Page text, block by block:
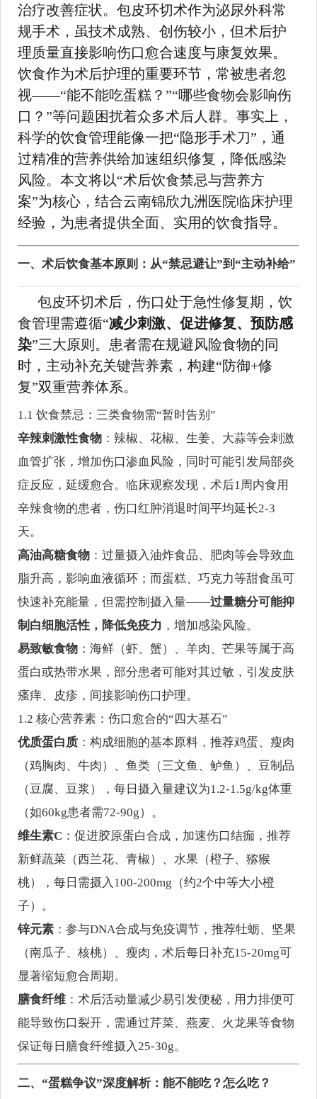
治疗改善症状。包皮环切术作为泌尿外科常
规手术，虽技术成熟、创伤较小，但术后护
理质量直接影响伤口愈合速度与康复效果。
饮食作为术后护理的重要环节，常被患者忽
视——“能不能吃蛋糕？”“哪些食物会影响伤
口？”等问题困扰着众多术后人群。事实上，
科学的饮食管理能像一把“隐形手术刀”，通
过精准的营养供给加速组织修复，降低感染
风险。本文将以“术后饮食禁忌与营养方
案”为核心，结合云南锦欣九洲医院临床护理
经验，为患者提供全面、实用的饮食指导。
一、术后饮食基本原则：从“禁忌避让”到“主动补给”
包皮环切术后，伤口处于急性修复期，饮
食管理需遵循“减少刺激、促进修复、预防感
染”三大原则。患者需在规避风险食物的同
时，主动补充关键营养素，构建“防御+修
复”双重营养体系。
1.1 饮食禁忌：三类食物需“暂时告别”
辛辣刺激性食物 ：辣椒、花椒、生姜、大蒜等会刺激
血管扩张，增加伤口渗血风险，同时可能引发局部炎
症反应，延缓愈合。临床观察发现，术后1周内食用
辛辣食物的患者，伤口红肿消退时间平均延长2-3
天。
高油高糖食物 ：过量摄入油炸食品、肥肉等会导致血
脂升高，影响血液循环；而蛋糕、巧克力等甜食虽可
快速补充能量，但需控制摄入量——过量糖分可能抑
制白细胞活性，降低免疫力 ，增加感染风险。
易致敏食物 ：海鲜（虾、蟹）、羊肉、芒果等属于高
蛋白或热带水果，部分患者可能对其过敏，引发皮肤
瘙痒、皮疹，间接影响伤口护理。
1.2 核心营养素：伤口愈合的“四大基石”
优质蛋白质 ：构成细胞的基本原料，推荐鸡蛋、瘦肉
（鸡胸肉、牛肉）、鱼类（三文鱼、鲈鱼）、豆制品
（豆腐、豆浆），每日摄入量建议为1.2-1.5g/kg体重
（如60kg患者需72-90g）。
维生素C ：促进胶原蛋白合成，加速伤口结痂，推荐
新鲜蔬菜（西兰花、青椒）、水果（橙子、猕猴
桃），每日需摄入100-200mg（约2个中等大小橙
子）。
锌元素 ：参与DNA合成与免疫调节，推荐牡蛎、坚果
（南瓜子、核桃）、瘦肉，术后每日补充15-20mg可
显著缩短愈合周期。
膳食纤维 ：术后活动量减少易引发便秘，用力排便可
能导致伤口裂开，需通过芹菜、燕麦、火龙果等食物
保证每日膳食纤维摄入25-30g。
二、“蛋糕争议”深度解析：能不能吃？怎么吃？